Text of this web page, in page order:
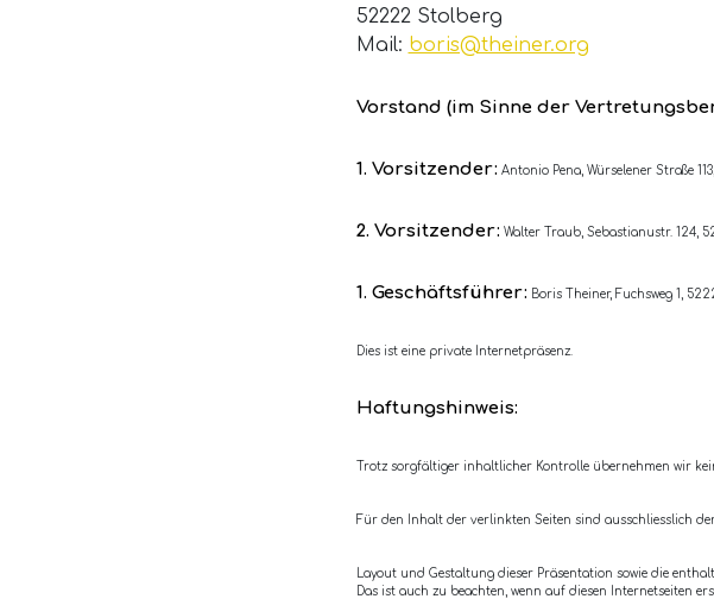
52222 Stolberg
Mail: boris@theiner.org
Vorstand (im Sinne der
1. Vorsitzender: Antonio Pena, Würselener Straße
2. Vorsitzender: Walter Traub, Sebastianustr. 124,
1. Geschäftsführer: Boris Theiner, Fuchsweg 1,
Dies ist eine private Internetpräsenz.
Haftungshinweis:
Trotz sorgfältiger inhaltlicher Kontrolle übernehmen wir
Für den Inhalt der verlinkten Seiten sind ausschliesslich
Layout und Gestaltung dieser Präsentation sowie die
Das ist auch zu beachten, wenn auf diesen Internetseiten